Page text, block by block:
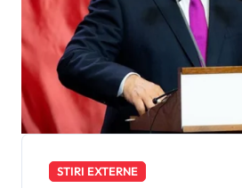
STIRI EXTERNE